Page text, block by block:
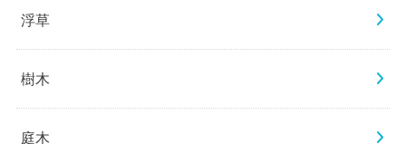
浮草
樹木
庭木